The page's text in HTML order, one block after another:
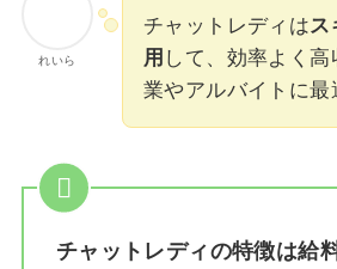
れいら
チャットレディはス
用 して、効率よく高
業やアルバイトに最
チャットレディの特徴は給